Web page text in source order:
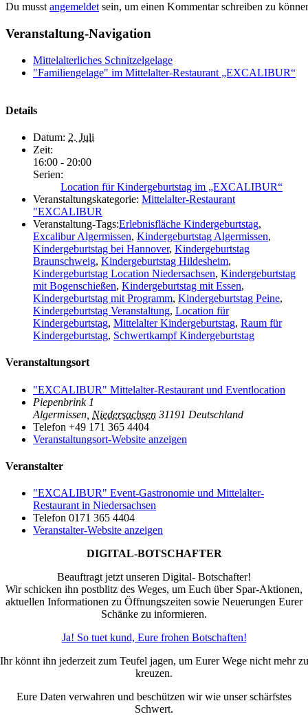
Du musst angemeldet sein, um einen Kommentar schreiben zu
Veranstaltung-Navigation
Mittelalterliches Schnitzelgelage
"Familiengelage" im Mittelalter-Restaurant „EXCALIBUR“
Details
Datum: 2. Juli
Zeit:
16:00 - 20:00
Serien:
Location für Kindergeburtstag im „EXCALIBUR“
Veranstaltungskategorie: Mittelalter-Restaurant
"EXCALIBUR
Veranstaltung-Tags:Erlebnisfläche Kindergeburtstag,
Excalibur Algermissen, Kindergeburtstag Algermissen,
Kindergeburtstag bei Hannover, Kindergeburtstag
Braunschweig, Kindergeburtstag Hildesheim,
Kindergeburtstag Location Niedersachsen, Kindergeburtstag
mit Bogenschießen, Kindergeburtstag mit Essen,
Kindergeburtstag mit Programm, Kindergeburtstag Peine,
Kindergeburtstag Veranstaltung, Location für
Kindergeburtstag, Mittelalter Kindergeburtstag, Raum für
Kindergeburtstag, Schwertkampf Kindergeburtstag
Veranstaltungsort
"EXCALIBUR" Mittelalter-Restaurant und Eventlocation
Piepenbrink 1
Algermissen Niedersachsen 31191 Deutschland
Telefon +49 171 365 4404
Veranstaltungsort-Website anzeigen
Veranstalter
"EXCALIBUR" Event-Gastronomie und Mittelalter-
Restaurant in Niedersachsen
Telefon 0171 365 4404
Veranstalter-Website anzeigen
DIGITAL-BOTSCHAFTER
Beauftragt jetzt unseren Digital- Botschafter!
Wir schicken ihn postblitz des Weges, um Euch über Spar-Aktionen,
aktuellen Informationen zu Öffnungszeiten sowie Neuerungen Eurer
Schänke zu informieren.
Ja! So tuet kund, Eure frohen Botschaften!
Ihr könnt ihn jederzeit zum Teufel jagen, um Eurer Wege nicht mehr zu
kreuzen.
Eure Daten verwahren und beschützen wir wie unser schärfstes
Schwert.